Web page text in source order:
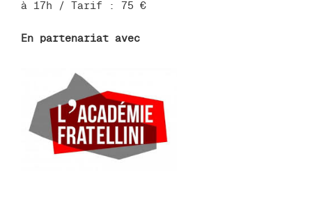
à 17h / Tarif : 75 €
En partenariat avec